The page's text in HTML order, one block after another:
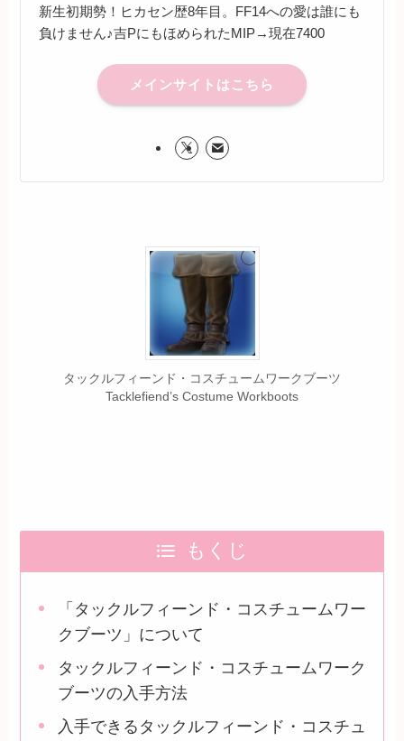
新生初期勢！ヒカセン歴8年目。FF14への愛は誰にも
負けません♪吉PにもほめられたMIP→現在7400
メインサイトはこちら
タックルフィーンド・コスチュームワークブーツ
Tacklefiend’s Costume Workboots
もくじ
「タックルフィーンド・コスチュームワー
クブーツ」について
タックルフィーンド・コスチュームワーク
ブーツの入手方法
入手できるタックルフィーンド・コスチュ